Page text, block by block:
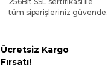
tüm siparişleriniz güvende.
Ücretsiz Kargo
Fırsatı!